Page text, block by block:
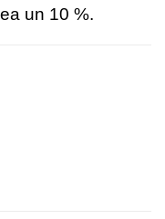
un 10 %.